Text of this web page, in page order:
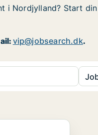
i Nordjylland? Start
vip@jobsearch.dk.